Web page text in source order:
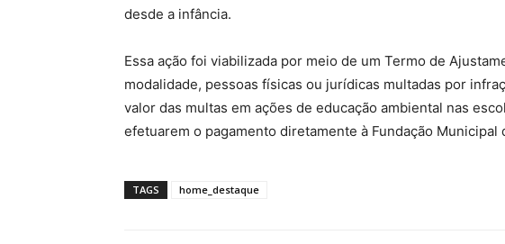
desde a infância.
Essa ação foi viabilizada por meio de um Termo de
modalidade, pessoas físicas ou jurídicas multadas por
valor das multas em ações de educação ambiental nas
efetuarem o pagamento diretamente à Fundação Municipal
TAGS home_destaque